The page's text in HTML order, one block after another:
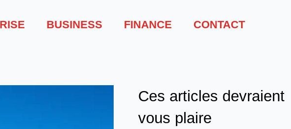
BUSINESS FINANCE CONTACT
Ces articles devraient
vous plaire